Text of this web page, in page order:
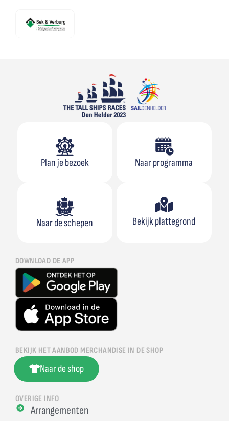
Plan je bezoek Naar programma
Naar de schepen Bekijk plattegrond
DOWNLOAD DE APP
BEKIJK HET AANBOD MERCHANDISE IN DE SHOP
Naar de shop
OVERIGE INFO
Arrangementen